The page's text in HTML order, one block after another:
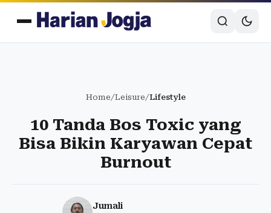
Home/Leisure/Lifestyle
10 Tanda Bos Toxic yang
Bisa Bikin Karyawan Cepat
Burnout
Jumali